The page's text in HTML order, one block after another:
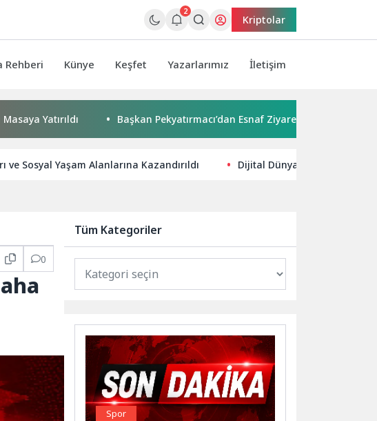
2
Kriptolar
Rehberi Künye Keşfet Yazarlarımız İletişim
Başkan Pekyatırmacı’dan Esnaf Ziyareti
Sosyal Yaşam Alanlarına Kazandırıldı Dijital Dünyada Yükselin:
0
Tüm Kategoriler
Spor